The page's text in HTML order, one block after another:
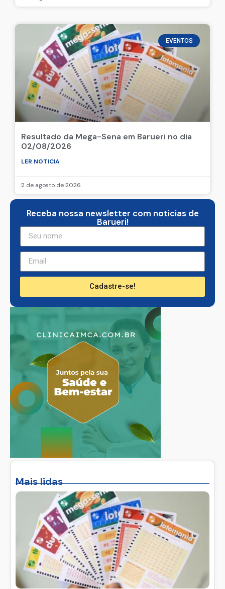
EVENTOS
Resultado da Mega-Sena em Barueri no dia
02/08/2026
LER NOTICIA
2 de agosto de 2026
Mais lidas
Receba nossa newsletter com noticias de
Barueri!
Cadastre-se!